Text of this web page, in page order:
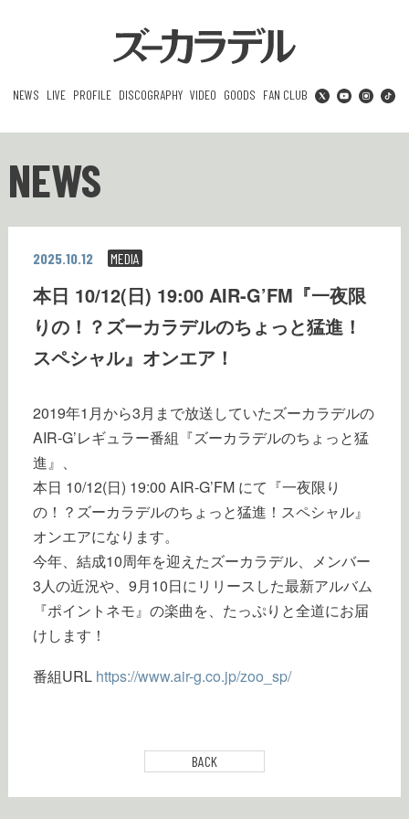
NEWS LIVE PROFILE DISCOGRAPHY VIDEO GOODS FAN CLUB
NEWS
2025.10.12 MEDIA
本日 10/12(日) 19:00 AIR-G’FM『一夜限
りの！？ズーカラデルのちょっと猛進！
スペシャル』オンエア！
2019年1月から3月まで放送していたズーカラデルの
AIR-G’レギュラー番組『ズーカラデルのちょっと猛
進』、
本日 10/12(日) 19:00 AIR-G’FM にて『一夜限り
の！？ズーカラデルのちょっと猛進！スペシャル』
オンエアになります。
今年、結成10周年を迎えたズーカラデル、メンバー
3人の近況や、9月10日にリリースした最新アルバム
『ポイントネモ』の楽曲を、たっぷりと全道にお届
けします！
番組URL https://www.air-g.co.jp/zoo_sp/
BACK